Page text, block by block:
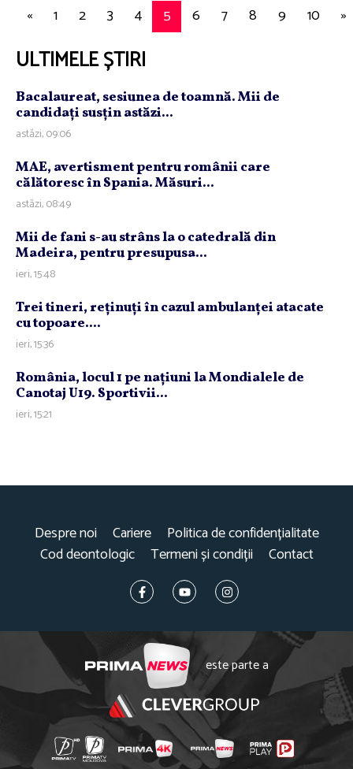
« 1 2 3 4 5 6 7 8 9 10 »
ULTIMELE ȘTIRI
Bacalaureat, sesiunea de toamnă. Mii de
candidaţi susţin astăzi...
astăzi, 09:06
MAE, avertisment pentru românii care
călătoresc în Spania. Măsuri...
astăzi, 08:49
Mii de fani s-au strâns la o catedrală din
Madeira, pentru presupusa...
ieri, 15:48
Trei tineri, reţinuţi în cazul ambulanţei atacate
cu topoare....
ieri, 15:36
România, locul 1 pe naţiuni la Mondialele de
Canotaj U19. Sportivii...
ieri, 15:21
Despre noi Cariere
Politica de confidențialitate
Cod deontologic
Termeni și condiții Contact
este parte a